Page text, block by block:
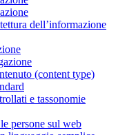
dell’informazione
(content type)
e tassonomie
persone sul web